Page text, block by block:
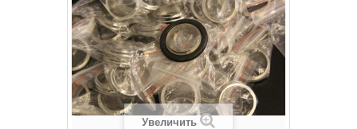
Увеличить